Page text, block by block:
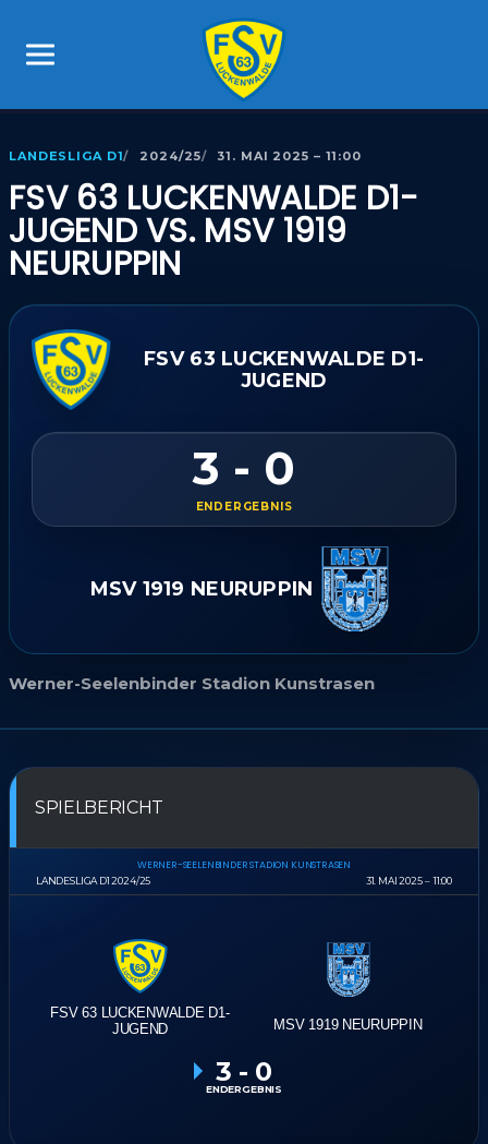
LANDESLIGA D1 2024/25 31. MAI 2025 – 11:00
FSV 63 LUCKENWALDE D1-
JUGEND VS. MSV 1919
NEURUPPIN
FSV 63 LUCKENWALDE D1-
JUGEND
3 - 0
ENDERGEBNIS
MSV 1919 NEURUPPIN
Werner-Seelenbinder Stadion Kunstrasen
SPIELBERICHT
LANDESLIGA D1 2024/25
WERNER-SEELENBINDER STADION KUNSTRASEN
31. MAI 2025 11:00
FSV 63 LUCKENWALDE D1-
JUGEND
MSV 1919 NEURUPPIN
3 - 0
ENDERGEBNIS